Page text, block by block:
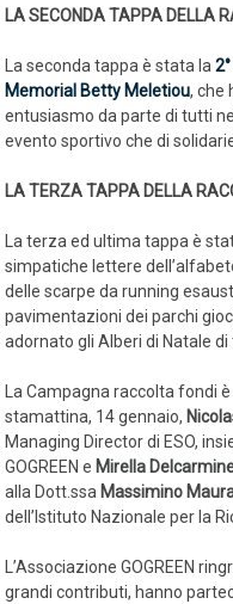
LA SECONDA TAPPA DELLA
La seconda tappa è stata la
Memorial Betty Meletiou, che
entusiasmo da parte di tutti
evento sportivo che di
LA TERZA TAPPA DELLA
La terza ed ultima tappa è
simpatiche lettere
delle scarpe da running
pavimentazioni dei parchi
adornato gli Alberi di Natale di
La Campagna raccolta fondi
stamattina, 14 gennaio,
Managing Director di ESO,
GOGREEN e Mirella
alla Dott.ssa Massimino
dell’Istituto Nazionale per la
L’Associazione GOGREEN
grandi contributi, hanno